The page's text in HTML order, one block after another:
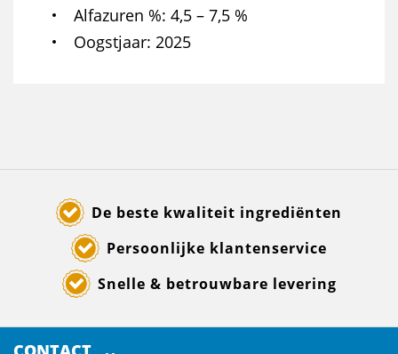
Alfazuren % 4,5 – 7,5 %
Oogstjaar 2025
De beste kwaliteit ingrediënten
Persoonlijke klantenservice
Snelle & betrouwbare levering